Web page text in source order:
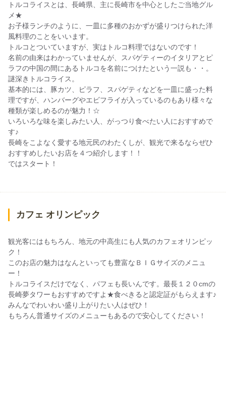
トルコライスとは、長崎県、主に長崎市を中心としたご当地グル
メ★
お子様ランチのように、一皿に多種のおかずが盛りつけられた洋
風料理のことをいいます。
トルコとついていますが、実はトルコ料理ではないのです！
名前の由来はわかっていませんが、スパゲティーのイタリアとピ
ラフの中国の間にあるトルコを名前につけたという一説も・・。
謎深きトルコライス。
基本的には、豚カツ、ピラフ、スパゲティなどを一皿に盛った料
理ですが、ハンバーグやエビフライが入っているのもあり様々な
種類が楽しめるのが魅力！☆
いろいろな味を楽しみたい人、がっつり食べたい人におすすめで
す♪
長崎をこよなく愛する地元民のわたくしが、観光で来るならぜひ
おすすめしたいお店を４つ紹介します！！
ではスタート！
カフェ オリンピック
観光客にはもちろん、地元の中高生にも人気のカフェオリンピッ
ク！
このお店の魅力はなんといっても豊富なＢＩＧサイズのメニュ
ー！
トルコライスだけでなく、パフェも長いんです。最長１２０cmの
長崎夢タワーもおすすめですよ★食べきると認定証がもらえます♪
みんなでわいわい盛り上がりたい人はぜひ！
もちろん普通サイズのメニューもあるので安心してください！